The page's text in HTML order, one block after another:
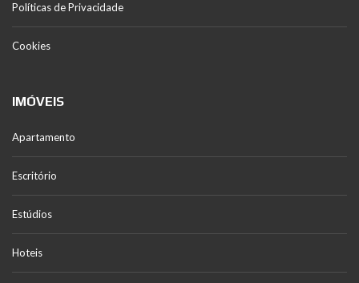
Políticas de Privacidade
Cookies
IMÓVEIS
Apartamento
Escritório
Estúdios
Hoteis